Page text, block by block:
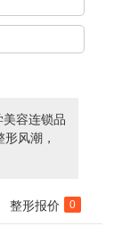
容连锁品
风潮，
整形报价 0